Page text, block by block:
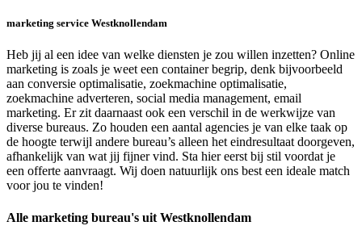
marketing service Westknollendam
Heb jij al een idee van welke diensten je zou willen inzetten? Online
marketing is zoals je weet een container begrip, denk bijvoorbeeld
aan conversie optimalisatie, zoekmachine optimalisatie,
zoekmachine adverteren, social media management, email
marketing. Er zit daarnaast ook een verschil in de werkwijze van
diverse bureaus. Zo houden een aantal agencies je van elke taak op
de hoogte terwijl andere bureau’s alleen het eindresultaat doorgeven,
afhankelijk van wat jij fijner vind. Sta hier eerst bij stil voordat je
een offerte aanvraagt. Wij doen natuurlijk ons best een ideale match
voor jou te vinden!
Alle marketing bureau's uit Westknollendam